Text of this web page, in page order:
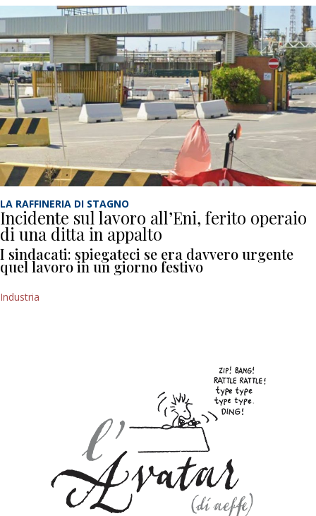
LA RAFFINERIA DI STAGNO
Incidente sul lavoro all’Eni, ferito operaio
di una ditta in appalto
I sindacati: spiegateci se era davvero urgente
quel lavoro in un giorno festivo
Industria